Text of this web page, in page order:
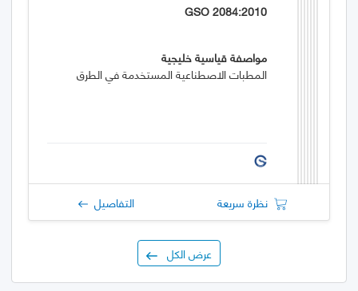
GSO 2084:2010
مواصفة قياسية خليجية
المطبات الاصطناعية المستخدمة في الطرق
نظرة سريعة التفاصيل
عرض الكل